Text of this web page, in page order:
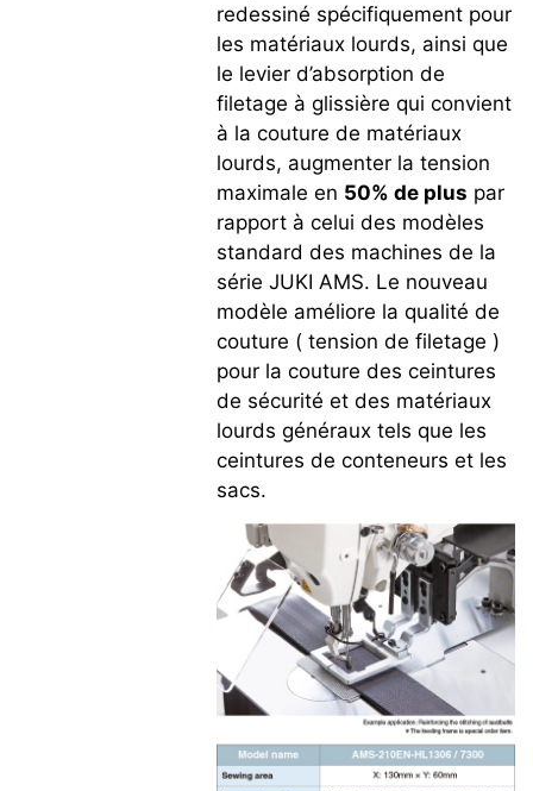
redessiné spécifiquement pour
les matériaux lourds, ainsi que
le levier d’absorption de
filetage à glissière qui convient
à la couture de matériaux
lourds, augmenter la tension
maximale en 50% de plus par
rapport à celui des modèles
standard des machines de la
série JUKI AMS. Le nouveau
modèle améliore la qualité de
couture ( tension de filetage )
pour la couture des ceintures
de sécurité et des matériaux
lourds généraux tels que les
ceintures de conteneurs et les
sacs.